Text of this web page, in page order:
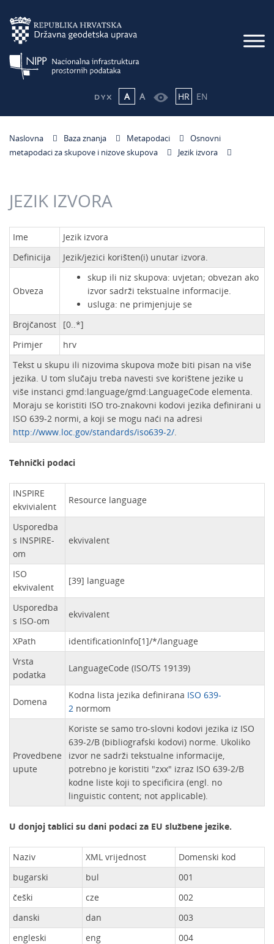
A A HR EN
Naslovna Baza znanja Metapodaci
Osnovni
metapodaci za skupove i nizove skupova
Jezik izvora
JEZIK IZVORA
Ime
Jezik izvora
Definicija
Jezik/jezici korišten(i) unutar izvora.
Obveza
skup ili niz skupova: uvjetan; obvezan ako
izvor sadrži tekstualne informacije.
usluga: ne primjenjuje se
Brojčanost
[0..*]
Primjer
hrv
Tekst u skupu ili nizovima skupova može biti pisan na više
jezika. U tom slučaju treba navesti sve korištene jezike u
više instanci gmd:language/gmd:LanguageCode elementa.
Moraju se koristiti ISO tro-znakovni kodovi jezika definirani u
ISO 639-2 normi, a koji se mogu naći na adresi
http://www.loc.gov/standards/iso639-2/.
Tehnički podaci
INSPIRE
ekvivialent
Resource language
Usporedba
s INSPIRE-
om
ekvivalent
ISO
ekvivalent
[39] language
Usporedba
s ISO-om
ekvivalent
XPath
identificationInfo[1]/*/language
Vrsta
podatka
LanguageCode (ISO/TS 19139)
Domena
Kodna lista jezika definirana ISO 639-
2 normom
Provedbene
upute
Koriste se samo tro-slovni kodovi jezika iz ISO
639-2/B (bibliografski kodovi) norme. Ukoliko
izvor ne sadrži tekstualne informacije,
potrebno je koristiti "zxx" izraz ISO 639-2/B
kodne liste koji to specificira (engl. no
linguistic content; not applicable).
U donjoj tablici su dani podaci za EU službene jezike.
Naziv XML vrijednost
Domenski kod
bugarski
bul
001
češki
cze
002
danski
dan
003
engleski
eng
004